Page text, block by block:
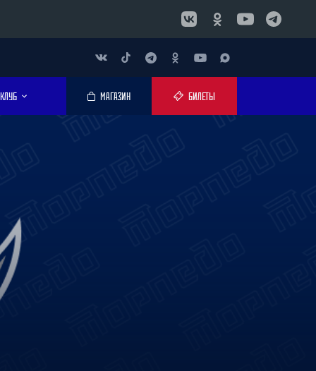
КЛУБ МАГАЗИН БИЛЕТЫ